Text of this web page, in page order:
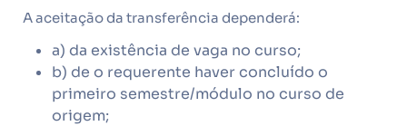
A aceitação da transferência dependerá:
a) da existência de vaga no curso;
b) de o requerente haver concluído o
primeiro semestre/módulo no curso de
origem;